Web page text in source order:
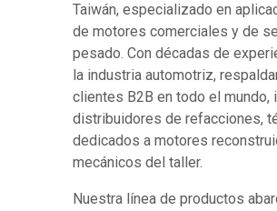
Taiwán, especializado en
de motores comerciales y de
pesado. Con décadas de
la industria automotriz,
clientes B2B en todo el mundo,
distribuidores de refacciones,
dedicados a motores
mecánicos del taller.
Nuestra línea de productos